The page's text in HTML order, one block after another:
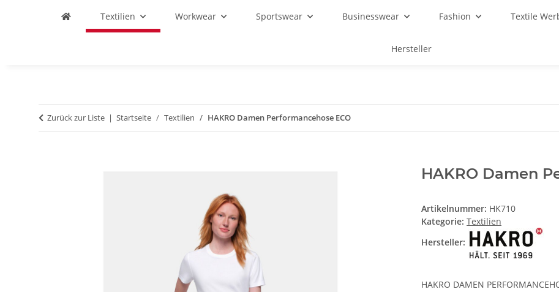
Textilien Workwear Sportswear Businesswear Fashion Textile
Hersteller
Zurück zur Liste Startseite Textilien HAKRO Damen Performancehose ECO
HAKRO Damen
Artikelnummer: HK710
Kategorie: Textilien
Hersteller:
HAKRO DAMEN